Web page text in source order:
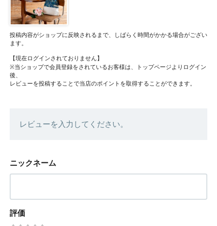
投稿内容がショップに反映されるまで、しばらく時間がかかる場合がござい
ます。
【現在ログインされておりません】
※当ショップで会員登録をされているお客様は、トップページよりログイン
後、
レビューを投稿することで当店のポイントを取得することができます。
レビューを入力してください。
ニックネーム
評価